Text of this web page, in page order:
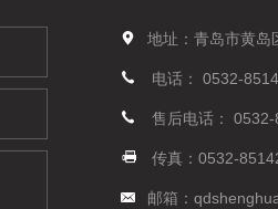
地址：青岛市黄岛
电话： 0532-
售后电话： 0532-
传真：0532-
邮箱：